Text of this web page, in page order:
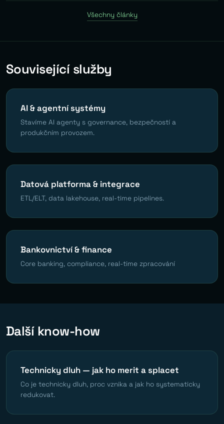
Všechny články
Související služby
AI & agentní systémy
Stavíme AI agenty s governance, bezpečností a
produkčním provozem.
Datová platforma & integrace
ETL/ELT, data lakehouse, real-time pipelines.
Bankovnictví & finance
Core banking, compliance, real-time zpracování
Další know-how
Technicky dluh — jak ho merit a splacet
Co je technicky dluh, proc vznika a jak ho systematicky
redukovat.